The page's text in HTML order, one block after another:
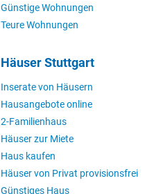
Günstige Wohnungen
Teure Wohnungen
Häuser Stuttgart
Inserate von Häusern
Hausangebote online
2-Familienhaus
Häuser zur Miete
Haus kaufen
Häuser von Privat provisionsfrei
Günstiges Haus